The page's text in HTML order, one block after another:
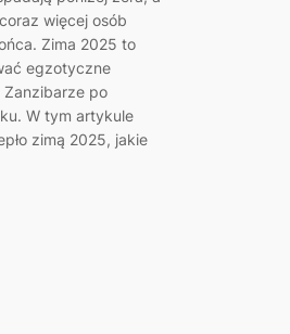
więcej osób
Zima 2025 to
egzotyczne
Zanzibarze po
W tym artykule
zimą 2025, jakie